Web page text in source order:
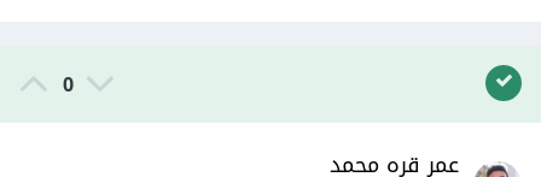
0
عمر قره محمد